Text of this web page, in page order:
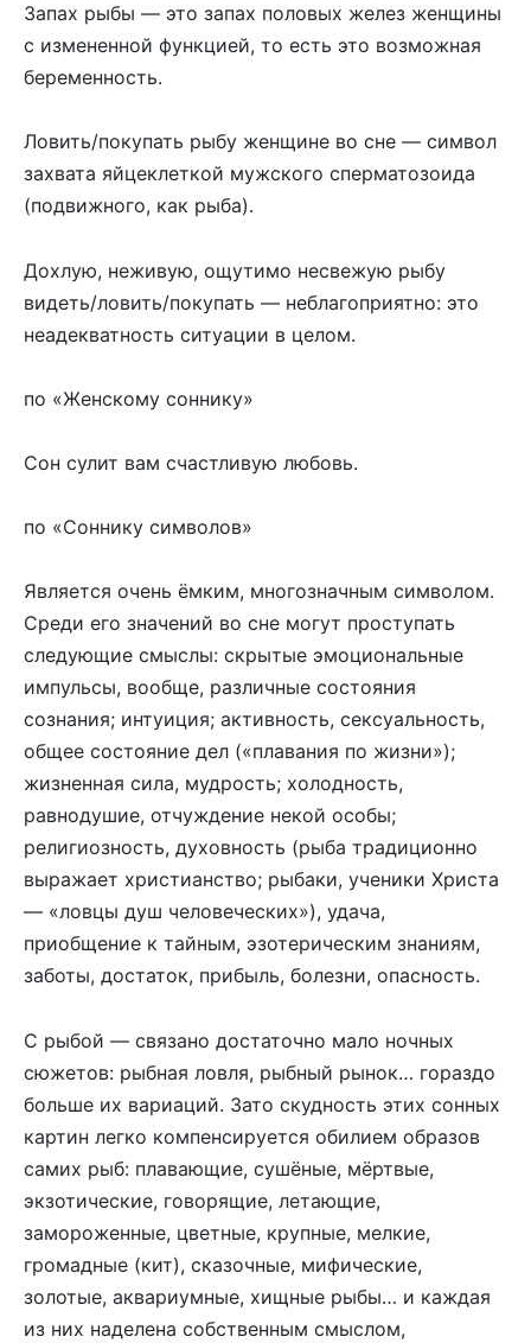
Запах рыбы — это запах половых желез женщины
с измененной функцией, то есть это возможная
беременность.
Ловить/покупать рыбу женщине во сне — символ
захвата яйцеклеткой мужского сперматозоида
(подвижного, как рыба).
Дохлую, неживую, ощутимо несвежую рыбу
видеть/ловить/покупать — неблагоприятно: это
неадекватность ситуации в целом.
по «Женскому соннику»
Сон сулит вам счастливую любовь.
по «Соннику символов»
Является очень ёмким, многозначным символом.
Среди его значений во сне могут проступать
следующие смыслы: скрытые эмоциональные
импульсы, вообще, различные состояния
сознания; интуиция; активность, сексуальность,
общее состояние дел («плавания по жизни»);
жизненная сила, мудрость; холодность,
равнодушие, отчуждение некой особы;
религиозность, духовность (рыба традиционно
выражает христианство; рыбаки, ученики Христа
— «ловцы душ человеческих»), удача,
приобщение к тайным, эзотерическим знаниям,
заботы, достаток, прибыль, болезни, опасность.
С рыбой — связано достаточно мало ночных
сюжетов: рыбная ловля, рыбный рынок… гораздо
больше их вариаций. Зато скудность этих сонных
картин легко компенсируется обилием образов
самих рыб: плавающие, сушёные, мёртвые,
экзотические, говорящие, летающие,
замороженные, цветные, крупные, мелкие,
громадные (кит), сказочные, мифические,
золотые, аквариумные, хищные рыбы… и каждая
из них наделена собственным смыслом,